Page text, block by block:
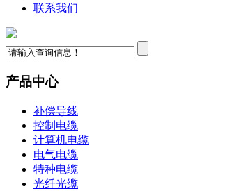
联系我们
产品中心
补偿导线
控制电缆
计算机电缆
电气电缆
特种电缆
光纤光缆